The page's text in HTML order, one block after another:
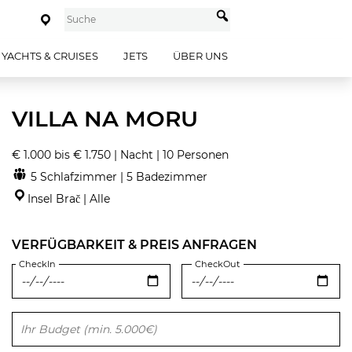
YACHTS & CRUISES JETS ÜBER UNS
VILLA NA MORU
€ 1.000 bis € 1.750 | Nacht | 10 Personen
5 Schlafzimmer | 5 Badezimmer
Insel Brač | Alle
VERFÜGBARKEIT & PREIS ANFRAGEN
CheckIn CheckOut
Bitte lasse dieses Feld leer.